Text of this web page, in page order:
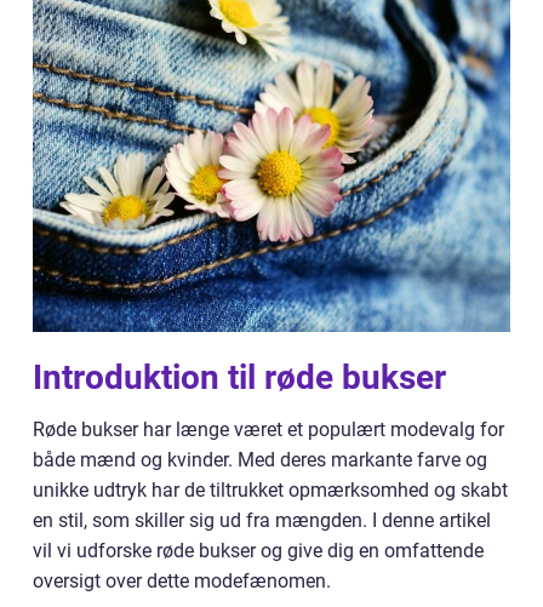
Introduktion til røde bukser
Røde bukser har længe været et populært modevalg for
både mænd og kvinder. Med deres markante farve og
unikke udtryk har de tiltrukket opmærksomhed og skabt
en stil, som skiller sig ud fra mængden. I denne artikel
vil vi udforske røde bukser og give dig en omfattende
oversigt over dette modefænomen.